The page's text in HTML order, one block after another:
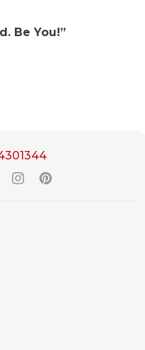
Be You!”